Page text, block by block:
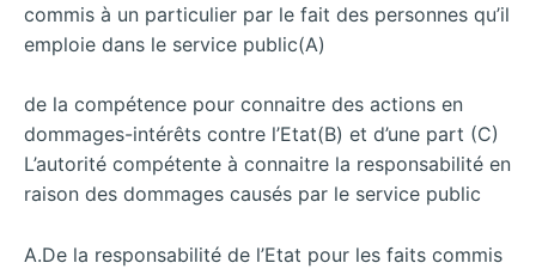
commis à un particulier par le fait des personnes qu’il
emploie dans le service public(A)
de la compétence pour connaitre des actions en
dommages-intérêts contre l’Etat(B) et d’une part (C)
L’autorité compétente à connaitre la responsabilité en
raison des dommages causés par le service public
A.De la responsabilité de l’Etat pour les faits commis